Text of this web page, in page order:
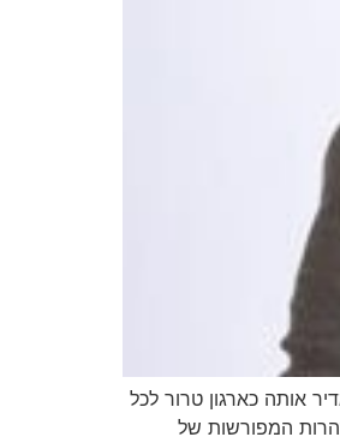
עזה, ומגדיר אותה כארגון טרור לכל
המפורשות של